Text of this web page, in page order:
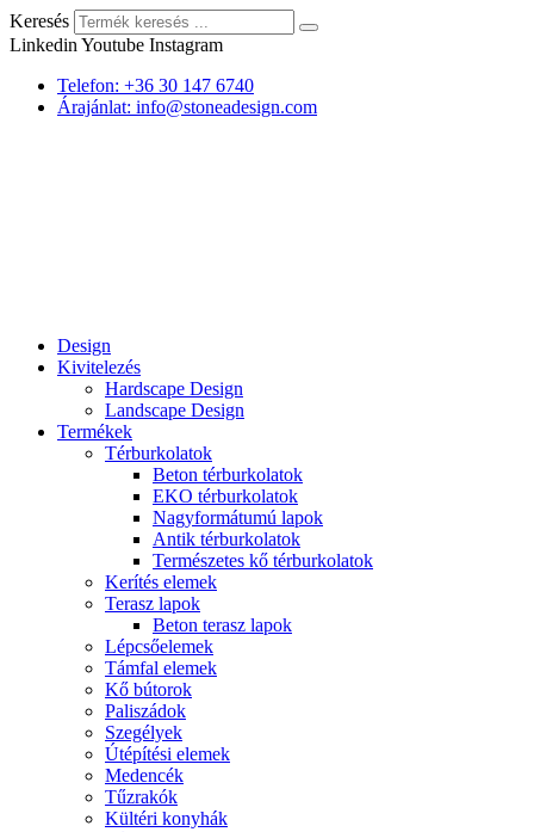
Keresés
Linkedin Youtube Instagram
Telefon: +36 30 147 6740
Árajánlat: info@stoneadesign.com
Design
Kivitelezés
Hardscape Design
Landscape Design
Termékek
Térburkolatok
Beton térburkolatok
EKO térburkolatok
Nagyformátumú lapok
Antik térburkolatok
Természetes kő térburkolatok
Kerítés elemek
Terasz lapok
Beton terasz lapok
Lépcsőelemek
Támfal elemek
Kő bútorok
Paliszádok
Szegélyek
Útépítési elemek
Medencék
Tűzrakók
Kültéri konyhák